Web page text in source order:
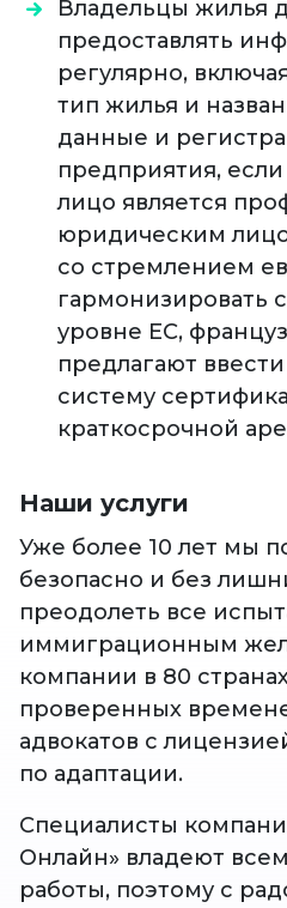
Владельцы жилья
предоставлять
регулярно,
тип жилья и
данные и
предприятия,
лицо является
юридическим
со стремлением
гармонизировать
уровне ЕС,
предлагают
систему
краткосрочной
Наши услуги
Уже более 10 лет мы
безопасно и без
преодолеть все
иммиграционным
компании в 80
проверенных
адвокатов с
по адаптации.
Специалисты
Онлайн» владеют
работы, поэтому с